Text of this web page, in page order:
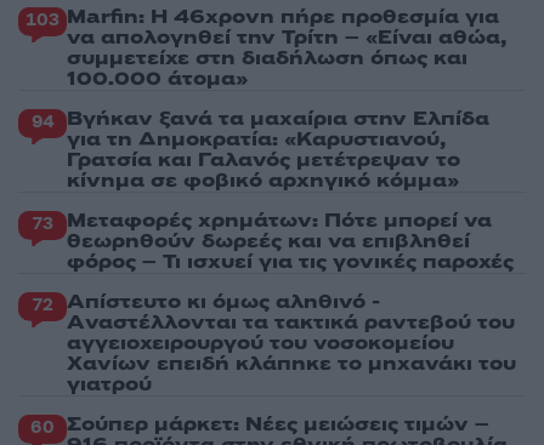
103 Marfin: Η 46χρονη πήρε προθεσμία για
να απολογηθεί την Τρίτη – «Είναι αθώα,
συμμετείχε στη διαδήλωση όπως και
100.000 άτομα»
94 Βγήκαν ξανά τα μαχαίρια στην Ελπίδα
για τη Δημοκρατία: «Καρυστιανού,
Γρατσία και Γαλανός μετέτρεψαν το
κίνημα σε φοβικό αρχηγικό κόμμα»
73 Μεταφορές χρημάτων: Πότε μπορεί να
θεωρηθούν δωρεές και να επιβληθεί
φόρος – Τι ισχυεί για τις γονικές παροχές
72 Απίστευτο κι όμως αληθινό -
Aναστέλλονται τα τακτικά ραντεβού του
αγγειοχειρουργού του νοσοκομείου
Χανίων επειδή κλάπηκε το μηχανάκι του
γιατρού
60 Σούπερ μάρκετ: Νέες μειώσεις τιμών –